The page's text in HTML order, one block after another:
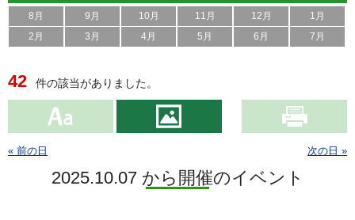
8月 9月 10月 11月 12月
1月
2月
3月 4月 5月 6月 7月
42 件の該当がありました。
« 前の日 次の日 »
2025.10.07 から開催のイベント